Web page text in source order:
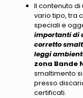
Il contenuto
vario tipo, tra
speciali e
importanti di
corretto
leggi
zona Bande
smaltimento
presso
certificati.